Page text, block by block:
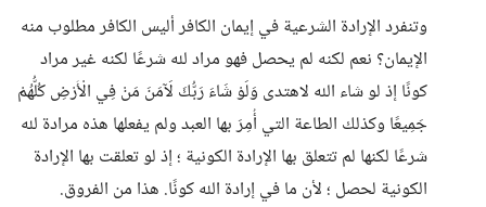
وتنفرد الإرادة الشرعية في إيمان الكافر أليس الكافر مطلوب منه
الإيمان؟ نعم لكنه لم يحصل فهو مراد لله شرعًا لكنه غير مراد
كونًا إذ لو شاء الله لاهتدى وَلَوْ شَاءَ رَبُّكَ لَآمَنَ مَنْ فِي الْأَرْضِ كُلُّهُمْ
جَمِيعًا وكذلك الطاعة التي أُمِرَ بها العبد ولم يفعلها هذه مرادة لله
شرعًا لكنها لم تتعلق بها الإرادة الكونية ؛ إذ لو تعلقت بها الإرادة
الكونية لحصل ؛ لأن ما في إرادة الله كونًا. هذا من الفروق.